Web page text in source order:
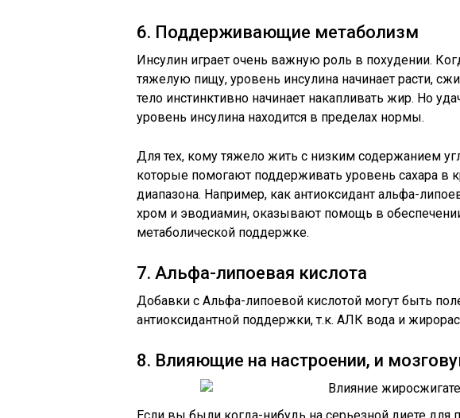
6. Поддерживающие метаболизм
Инсулин играет очень важную роль в похудении.
тяжелую пищу, уровень инсулина начинает расти,
тело инстинктивно начинает накапливать жир. Но
уровень инсулина находится в пределах нормы.
Для тех, кому тяжело жить с низким содержанием
которые помогают поддерживать уровень сахара в
диапазона. Например, как антиоксидант альфа-
хром и эводиамин, оказывают помощь в
метаболической поддержке.
7. Альфа-липоевая кислота
Добавки с Альфа-липоевой кислотой могут быть
антиоксидантной поддержки, т.к. АЛК вода и
8. Влияющие на настроении, и